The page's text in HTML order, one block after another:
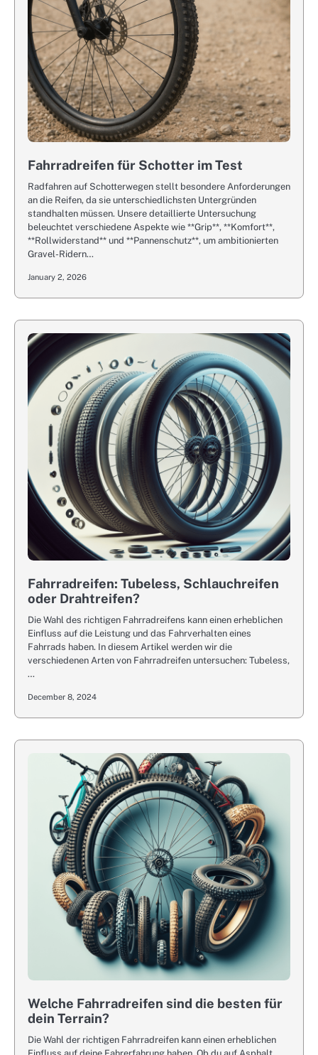
Fahrradreifen für Schotter im Test
Radfahren auf Schotterwegen stellt besondere Anforderungen
an die Reifen, da sie unterschiedlichsten Untergründen
standhalten müssen. Unsere detaillierte Untersuchung
beleuchtet verschiedene Aspekte wie **Grip**, **Komfort**,
**Rollwiderstand** und **Pannenschutz**, um ambitionierten
Gravel-Ridern…
January 2, 2026
Fahrradreifen: Tubeless, Schlauchreifen
oder Drahtreifen?
Die Wahl des richtigen Fahrradreifens kann einen erheblichen
Einfluss auf die Leistung und das Fahrverhalten eines
Fahrrads haben. In diesem Artikel werden wir die
verschiedenen Arten von Fahrradreifen untersuchen: Tubeless,
…
December 8, 2024
Welche Fahrradreifen sind die besten für
dein Terrain?
Die Wahl der richtigen Fahrradreifen kann einen erheblichen